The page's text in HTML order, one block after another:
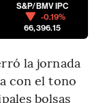
S&P/BMV IPC
-0.19%
66,396.15
la jornada
con el tono
bolsas